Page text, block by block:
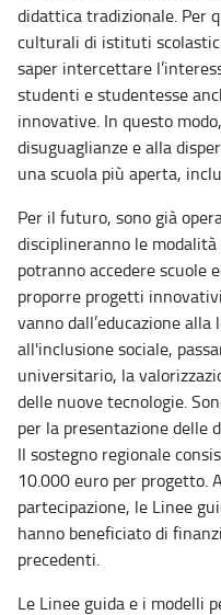
didattica tradizionale. Per
culturali di istituti
saper intercettare
studenti e studentesse
innovative. In questo
disuguaglianze e alla
una scuola più aperta,
Per il futuro, sono già
disciplineranno le
potranno accedere scuole
proporre progetti
vanno dall’educazione
all'inclusione sociale,
universitario, la
delle nuove tecnologie.
per la presentazione delle
Il sostegno regionale
10.000 euro per progetto.
partecipazione, le Linee
hanno beneficiato di
precedenti.
Le Linee guida e i modelli